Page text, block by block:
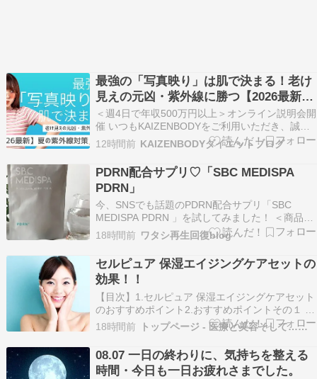
最強の「写真映り」は肌で決まる！老け
見えの元凶・紫外線に勝つ【2026最新】
夏の紫外線対策5選
＜週4日で年収500万円以上＞オンライン説明会開
催 いつもKAIZENBODYをご利用いただき、誠に
有難う御座います。お盆休みや旅行、花火大会、
お祭りなど、夏は写真を撮る機会が増える季節で
す。「実物より写真のほうが老けて見える…」
「なんだか顔色がくすんで見える…」そんな経験
はあ…
12時間前 KAIZENBODYダイエットブログ
PDRN配合サプリ♡「SBC MEDISPA
PDRN」
今、SNSでも話題のPDRN配合サプリ「SBC
MEDISPA PDRN 」を試してみました！ ＜商品名
＞SBC MEDISPA PDRN 内側からみずみずしく、
ハリのある若々しい美しさをサポートするサプリ
らしいです。 パウチタイプで持ち運びしやすく
て、外出先でもサッと飲めるの…
18時間前 ワタシ再生回復blog
セルピュア 保湿エイジングケアセットの
効果！！
【目次】1.セルピュア 保湿エイジングケアセット
のおすすめポイント2.おすすめポイントその１ し
っかりと潤う3.おすすめポイントその２ 有用成分
がたっぷり配合4.おすすめポイントその３ 肌に優
しい無添加5.おすすめポイントその4 コスパの面
でも優れている6.セルピュア 保湿エイジ…
18時間前 トップページ - 医療と美容そして…ダイエットマニア！
08.07 一日の終わりに、気持ちを整える
時間・今日も一日お疲れさまでした。